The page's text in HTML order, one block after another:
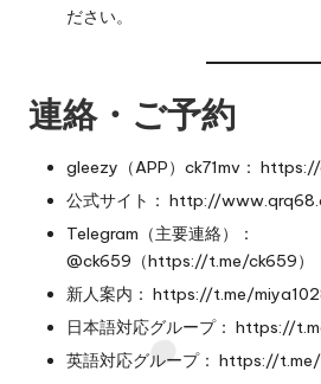
ださい。
連絡・ご予約
gleezy（APP）ck71mv： https://
公式サイト： http://
Telegram（主要連絡）：
@ck659（https://t.me/ck659）
新人案内： https://t.me/
日本語対応グループ： https://
英語対応グループ： https://